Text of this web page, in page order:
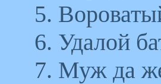
5.
6. Удалой
7. Муж да